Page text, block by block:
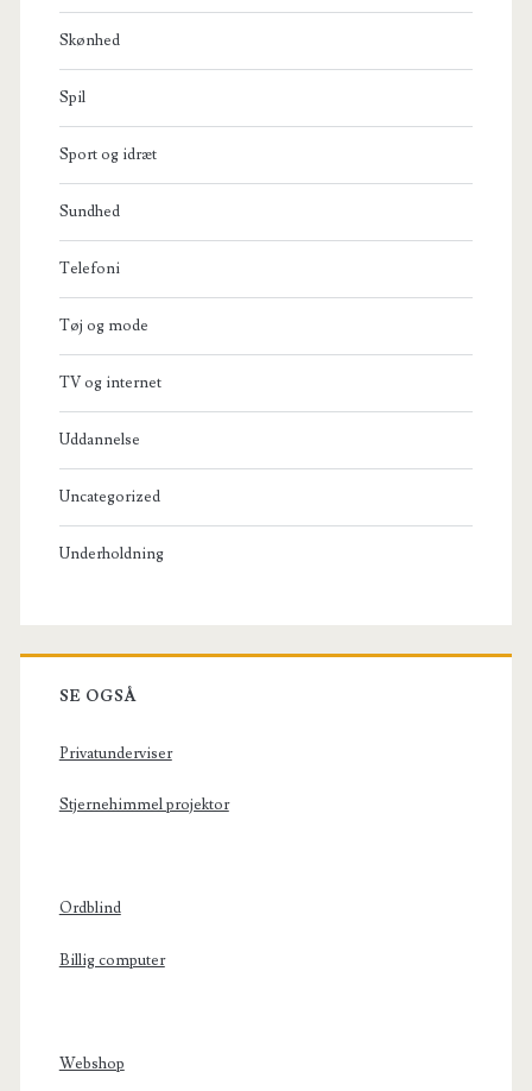
Skønhed
Spil
Sport og idræt
Sundhed
Telefoni
Tøj og mode
TV og internet
Uddannelse
Uncategorized
Underholdning
SE OGSÅ
Privatunderviser
Stjernehimmel projektor
Ordblind
Billig computer
Webshop